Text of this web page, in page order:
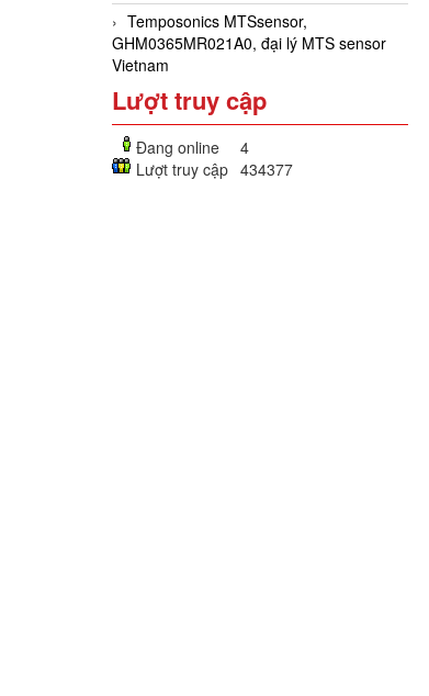
Temposonics MTSsensor,
GHM0365MR021A0, đại lý MTS sensor
Vietnam
Lượt truy cập
Đang online
4
Lượt truy cập 434377